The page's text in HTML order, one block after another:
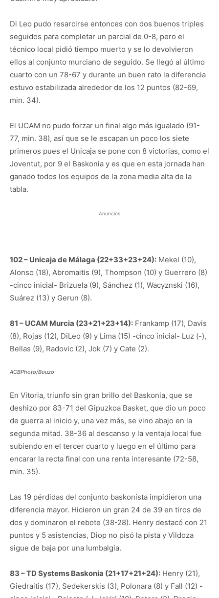
Di Leo pudo resarcirse entonces con dos buenos triples
seguidos para completar un parcial de 0-8, pero el
técnico local pidió tiempo muerto y se lo devolvieron
ellos al conjunto murciano de seguido. Se llegó al último
cuarto con un 78-67 y durante un buen rato la diferencia
estuvo estabilizada alrededor de los 12 puntos (82-69,
min. 34).
El UCAM no pudo forzar un final algo más igualado (91-
77, min. 38), así que se le escapan un poco los siete
primeros pues el Unicaja se pone con 8 victorias, como el
Joventut, por 9 el Baskonia y es que en esta jornada han
ganado todos los equipos de la zona media alta de la
tabla.
Anuncios
102 – Unicaja de Málaga (22+33+23+24): Mekel (10),
Alonso (18), Abromaitis (9), Thompson (10) y Guerrero (8)
-cinco inicial- Brizuela (9), Sánchez (1), Wacyznski (16),
Suárez (13) y Gerun (8).
81 – UCAM Murcia (23+21+23+14): Frankamp (17), Davis
(8), Rojas (12), DiLeo (9) y Lima (15) -cinco inicial- Luz (-),
Bellas (9), Radovic (2), Jok (7) y Cate (2).
ACBPhoto/Bouzo
En Vitoria, triunfo sin gran brillo del Baskonia, que se
deshizo por 83-71 del Gipuzkoa Basket, que dio un poco
de guerra al inicio y, una vez más, se vino abajo en la
segunda mitad. 38-36 al descanso y la ventaja local fue
subiendo en el tercer cuarto y luego en el último para
encarar la recta final con una renta interesante (72-58,
min. 35).
Las 19 pérdidas del conjunto baskonista impidieron una
diferencia mayor. Hicieron un gran 24 de 39 en tiros de
dos y dominaron el rebote (38-28). Henry destacó con 21
puntos y 5 asistencias, Diop no pisó la pista y Vildoza
sigue de baja por una lumbalgia.
83 – TD Systems Baskonia (21+17+21+24): Henry (21),
Giedraitis (17), Sedekerskis (3), Polonara (8) y Fall (12) -